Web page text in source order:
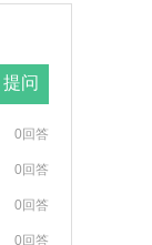
0回答
0回答
0回答
0回答